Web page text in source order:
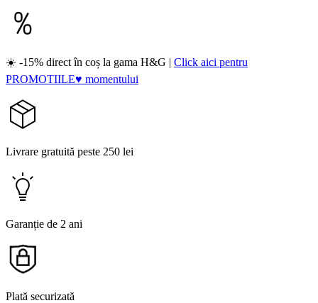
☀️ -15% direct în coș la gama H&G | Click aici pentru
PROMOTIILE♥ momentului
Livrare gratuită peste 250 lei
Garanție de 2 ani
Plată securizată